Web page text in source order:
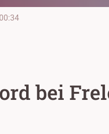
00:34
bei